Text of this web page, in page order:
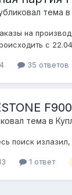
тема в
на
с
35 ответов
тема в
поиск
1 ответ